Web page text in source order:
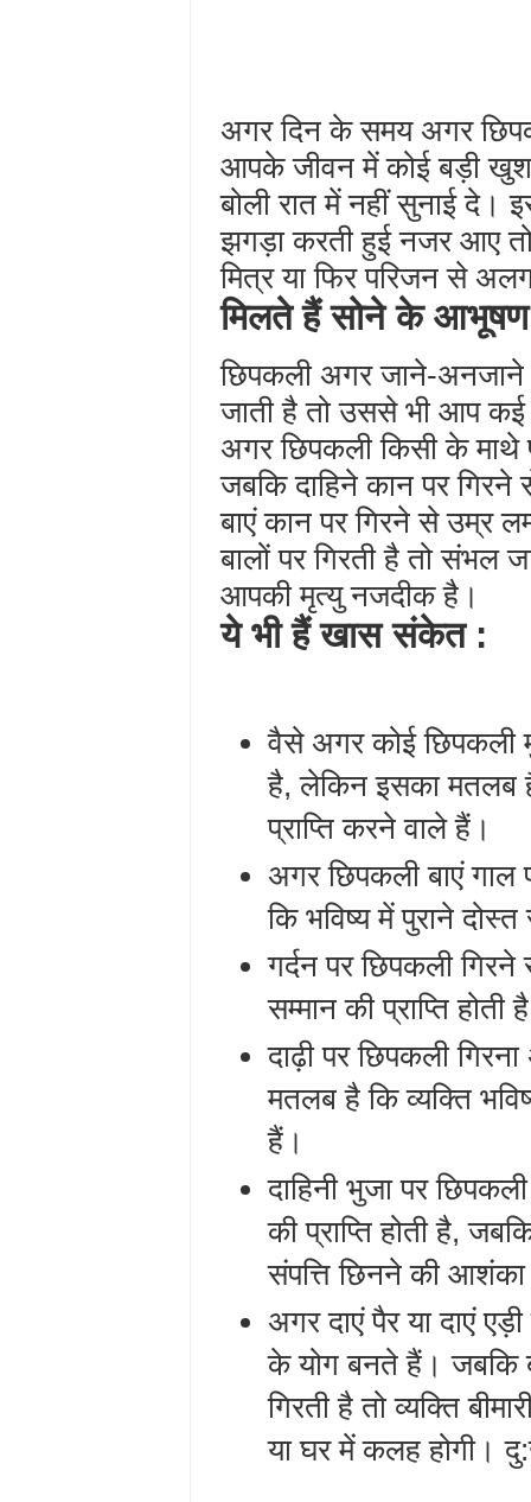
अगर दिन के समय अगर
आपके जीवन में कोई बड़ी
बोली रात में नहीं सुनाई
झगड़ा करती हुई नजर आए
मित्र या फिर परिजन से
मिलते हैं सोने के
छिपकली अगर जाने-
जाती है तो उससे भी आप कई
अगर छिपकली किसी के माथे
जबकि दाहिने कान पर गिरने
बाएं कान पर गिरने से उम्र
बालों पर गिरती है तो संभल
आपकी मृत्यु नजदीक है।
ये भी हैं खास संकेत :
वैसे अगर कोई छिपकली
है, लेकिन इसका मतलब
प्राप्ति करने वाले हैं।
अगर छिपकली बाएं गाल
कि भविष्य में पुराने
गर्दन पर छिपकली
सम्मान की प्राप्ति होती
दाढ़ी पर छिपकली
मतलब है कि व्यक्ति
हैं।
दाहिनी भुजा पर
की प्राप्ति होती है,
संपत्ति छिनने की
अगर दाएं पैर या दाएं
के योग बनते हैं। जबकि
गिरती है तो व्यक्ति
या घर में कलह होगी।